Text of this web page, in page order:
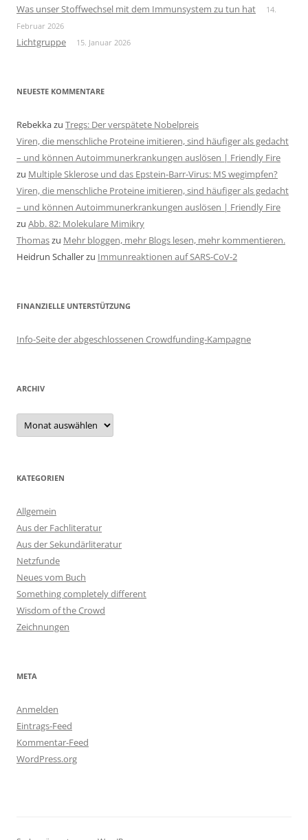
Was unser Stoffwechsel mit dem Immunsystem zu tun hat
14.
Februar 2026
Lichtgruppe 15. Januar 2026
NEUESTE KOMMENTARE
Rebekkazu Tregs: Der verspätete Nobelpreis
Viren, die menschliche Proteine imitieren, sind häufiger als gedacht
– und können Autoimmunerkrankungen auslösen | Friendly Fire
zu Multiple Sklerose und das Epstein-Barr-Virus: MS wegimpfen?
Viren, die menschliche Proteine imitieren, sind häufiger als gedacht
– und können Autoimmunerkrankungen auslösen | Friendly Fire
zu Abb. 82: Molekulare Mimikry
Thomaszu Mehr bloggen, mehr Blogs lesen, mehr kommentieren.
Heidrun Schallerzu Immunreaktionen auf SARS-CoV-2
FINANZIELLE UNTERSTÜTZUNG
Info-Seite der abgeschlossenen Crowdfunding-Kampagne
ARCHIV
Archiv
KATEGORIEN
Allgemein
Aus der Fachliteratur
Aus der Sekundärliteratur
Netzfunde
Neues vom Buch
Something completely different
Wisdom of the Crowd
Zeichnungen
META
Anmelden
Eintrags-Feed
Kommentar-Feed
WordPress.org